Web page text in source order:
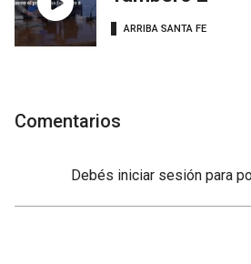
ARRIBA SANTA FE
Comentarios
Debés iniciar sesión para